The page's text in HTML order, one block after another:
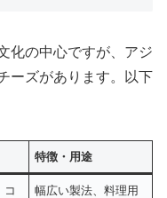
化の中心ですが、アジ
ーズがあります。以下
特徴・用途
コ
幅広い製法、料理用